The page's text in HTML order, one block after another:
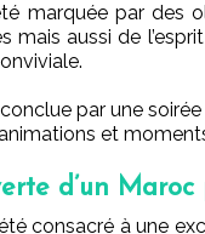
marquée par des
mais aussi de
conclue par une
et
d’un
consacré à une